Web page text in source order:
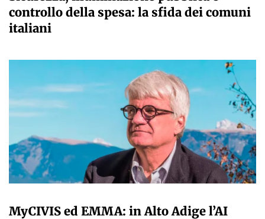
controllo della spesa: la sfida dei comuni
italiani
MyCIVIS ed EMMA: in Alto Adige l’AI